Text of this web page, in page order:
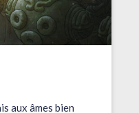
aux âmes bien